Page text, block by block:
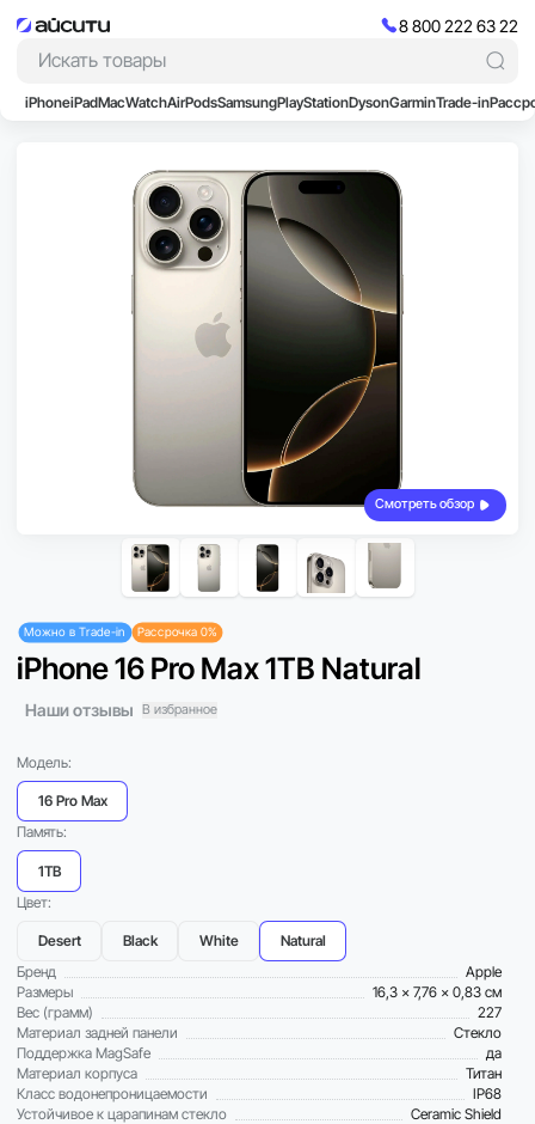
8 800 222 63 22
iPhoneiPadMacWatchAirPodsSamsungPlayStationDysonGarminTrade-in
iPhone 16 Pro Max 1TB Natural
Наши отзывы В избранное
Смотреть обзор
Можно в Trade-in Рассрочка 0%
Модель:
16 Pro Max
Память:
1TB
Цвет:
Desert Black White
Natural
Бренд
Apple
Размеры
16,3 x 7,76 x 0,83 см
Вес (грамм)
227
Материал задней панели
Стекло
Поддержка MagSafe
да
Материал корпуса
Титан
Класс водонепроницаемости
IP68
Устойчивое к царапинам стекло
Ceramic Shield